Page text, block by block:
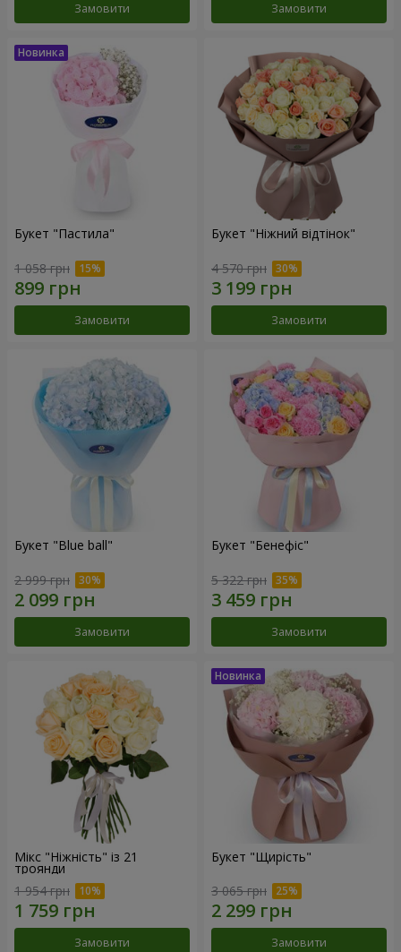
Замовити Замовити
Букет "Пастила"
1 058 грн
Замовити
Букет "Ніжний відтінок"
4 570 грн
Замовити
Букет "Blue ball"
2 999 грн
Замовити
Букет "Бенефіс"
5 322 грн
Замовити
Мікс "Ніжність" із 21
троянди
1 954 грн
Замовити
Букет "Щирість"
3 065 грн
Замовити